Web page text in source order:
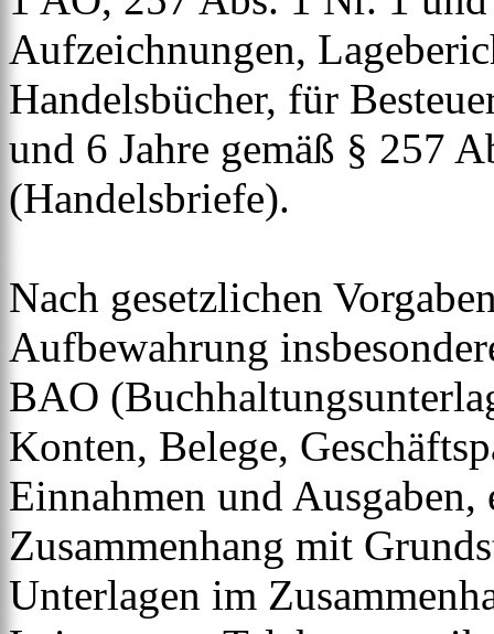
Aufzeichnungen,
Handelsbücher, für
und 6 Jahre gemäß § 257
(Handelsbriefe).
Nach gesetzlichen
Aufbewahrung
BAO
Konten, Belege,
Einnahmen und
Zusammenhang mit
Unterlagen im